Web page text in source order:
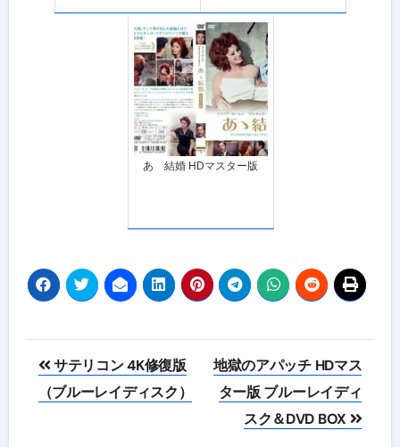
あゝ結婚 HDマスター版
投
稿
サテリコン 4K修復版
（ブルーレイディスク）
地獄のアパッチ HDマス
ター版 ブルーレイディ
スク＆DVD BOX